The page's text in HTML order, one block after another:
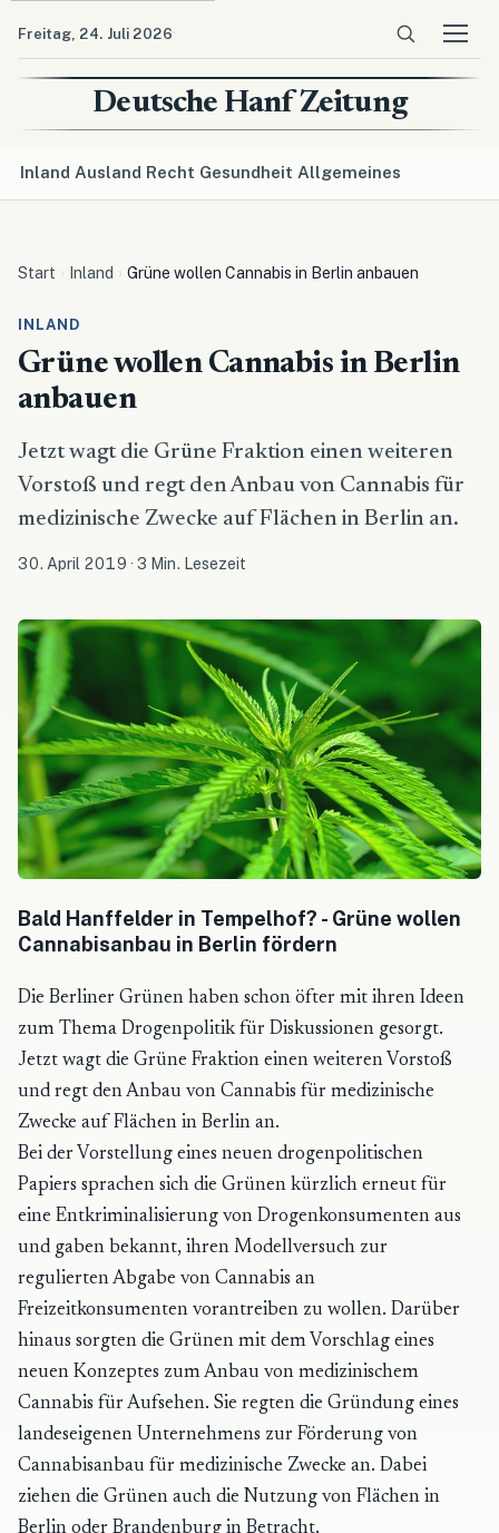
Freitag, 24. Juli 2026· Menü
Deutsche Hanf Zeitung
Inland Ausland Recht Gesundheit Allgemeines
Start Inland Grüne wollen Cannabis in Berlin anbauen
INLAND
Grüne wollen Cannabis in Berlin
anbauen
Jetzt wagt die Grüne Fraktion einen weiteren
Vorstoß und regt den Anbau von Cannabis für
medizinische Zwecke auf Flächen in Berlin an.
30. April 2019 · 3 Min. Lesezeit
Bald Hanffelder in Tempelhof? - Grüne wollen
Cannabisanbau in Berlin fördern
Die Berliner Grünen haben schon öfter mit ihren Ideen
zum Thema Drogenpolitik für Diskussionen gesorgt.
Jetzt wagt die Grüne Fraktion einen weiteren Vorstoß
und regt den Anbau von Cannabis für medizinische
Zwecke auf Flächen in Berlin an.
Bei der Vorstellung eines neuen drogenpolitischen
Papiers sprachen sich die Grünen kürzlich erneut für
eine Entkriminalisierung von Drogenkonsumenten aus
und gaben bekannt, ihren Modellversuch zur
regulierten Abgabe von Cannabis an
Freizeitkonsumenten vorantreiben zu wollen. Darüber
hinaus sorgten die Grünen mit dem Vorschlag eines
neuen Konzeptes zum Anbau von medizinischem
Cannabis für Aufsehen. Sie regten die Gründung eines
landeseigenen Unternehmens zur Förderung von
Cannabisanbau für medizinische Zwecke an. Dabei
ziehen die Grünen auch die Nutzung von Flächen in
Berlin oder Brandenburg in Betracht.